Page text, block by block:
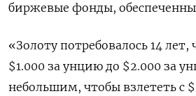
биржевые фонды,
«Золоту потребовалось 14 лет,
$1.000 за унцию до $2.000 за
небольшим, чтобы взлететь с